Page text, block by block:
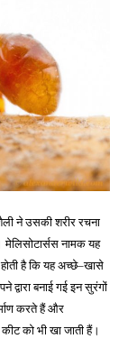
ने उसकी शरीर रचना
मेलिसोटार्सस नामक यह
है कि यह अच्छे–खासे
द्वारा बनाई गई इन सुरंगों
करते हैं और
को भी खा जाती हैं।